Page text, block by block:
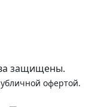
защищены.
офертой.